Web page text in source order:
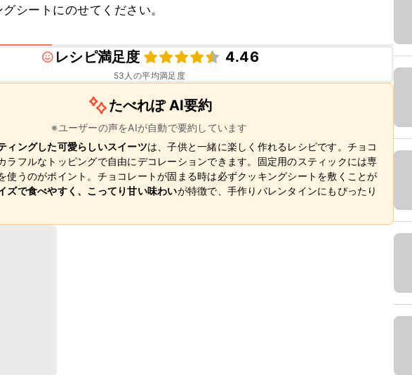
シートにのせてください。
レシピ満足度
4.46
53 人の平均満足度
たべれぽ AI要約
※ユーザーの声をAIが自動で要約しています
ィングした可愛らしいスイーツは、子供と一緒に楽しく作れるレシピです。チョコ
ラフルなトッピングで自由にデコレーションできます。固定用のスティックには専
使うのがポイント。チョコレートが固まる時は必ずクッキングシートを敷くことが
ズで食べやすく、こってり甘い味わいが特徴で、手作りバレンタインにもぴったり